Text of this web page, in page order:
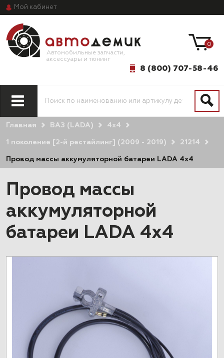
Мой кабинет
Автомобильные запчасти,
аксессуары и тюнинг
8 (800) 707-58-46
0
Главная ВАЗ (LADA) 4х4
1 поколение [2-й рестайлинг] (2009 - 2019) 21214
Провод массы аккумуляторной батареи LADA 4x4
Провод массы
аккумуляторной
батареи LADA 4x4